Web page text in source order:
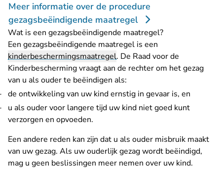
Meer informatie over de procedure
gezagsbeëindigende maatregel
Wat is een gezagsbeëindigende maatregel?
Een gezagsbeëindigende maatregel is een
kinderbeschermingsmaatregel. De Raad voor de
Kinderbescherming vraagt aan de rechter om het gezag
van u als ouder te beëindigen als:
de ontwikkeling van uw kind ernstig in gevaar is, en
u als ouder voor langere tijd uw kind niet goed kunt
verzorgen en opvoeden.
Een andere reden kan zijn dat u als ouder misbruik maakt
van uw gezag. Als uw ouderlijk gezag wordt beëindigd,
mag u geen beslissingen meer nemen over uw kind.